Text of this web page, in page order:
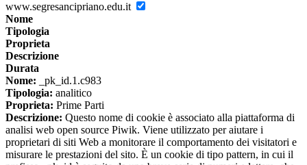
www.segresancipriano.edu.it
Nome
Tipologia
Proprieta
Descrizione
Durata
Nome: _pk_id.1.c983
Tipologia: analitico
Proprieta: Prime Parti
Descrizione: Questo nome di cookie è associato alla piattaforma di
analisi web open source Piwik. Viene utilizzato per aiutare i
proprietari di siti Web a monitorare il comportamento dei visitatori e
misurare le prestazioni del sito. È un cookie di tipo pattern, in cui il